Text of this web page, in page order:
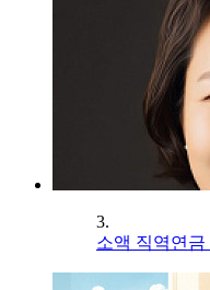
3.
소액 직역연